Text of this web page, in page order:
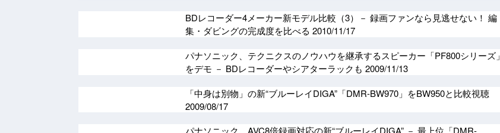
BDレコーダー4メーカー新モデル比較（3）－ 録画ファンなら見逃せない！ 編
集・ダビングの完成度を比べる 2010/11/17
パナソニック、テクニクスのノウハウを継承するスピーカー「PF800シリーズ」
をデモ － BDレコーダーやシアターラックも 2009/11/13
「中身は別物」の新“ブルーレイDIGA”「DMR-BW970」をBW950と比較視聴
2009/08/17
パナソニック、AVC8倍録画対応の新“ブルーレイDIGA” － 最上位「DMR-